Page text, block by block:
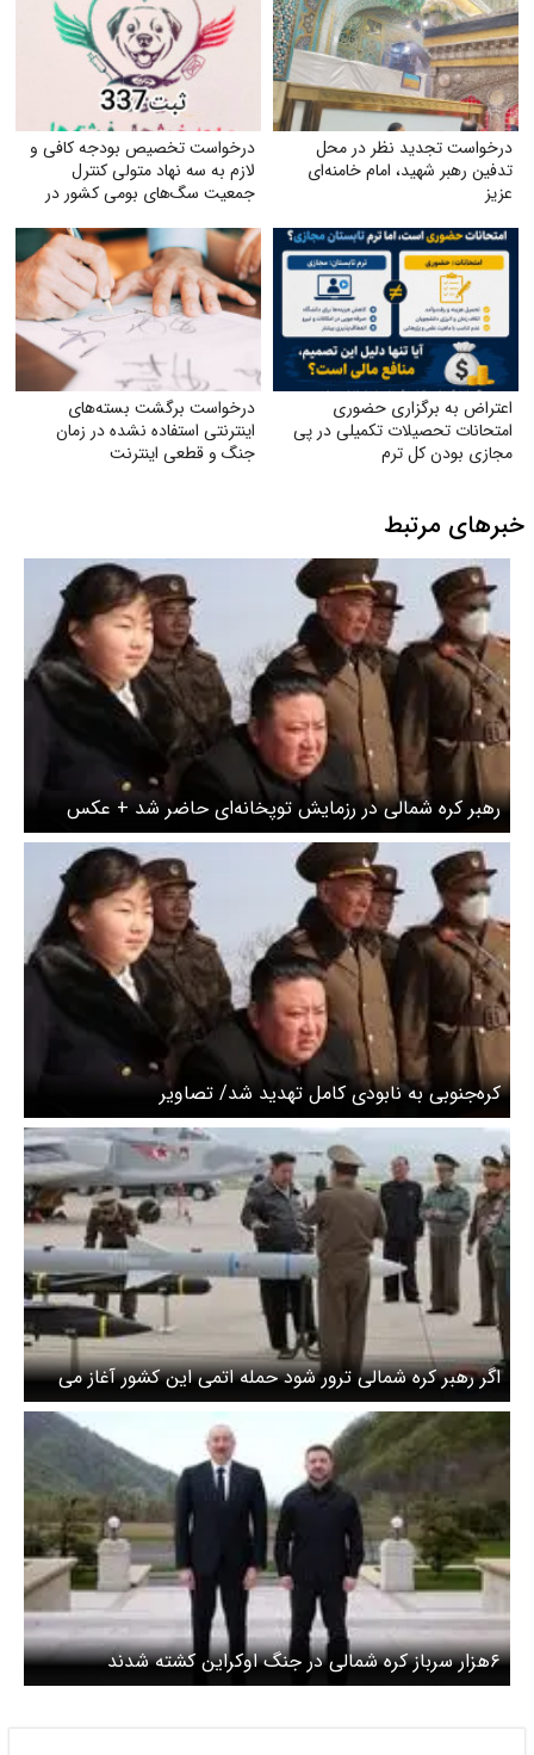
درخواست تجدید نظر در محل
تدفین رهبر شهید، امام خامنه‌ای
عزیز
درخواست تخصیص بودجه کافی و
لازم به سه نهاد متولی کنترل
جمعیت سگ‌های بومی کشور در
اعتراض به برگزاری حضوری
امتحانات تحصیلات تکمیلی در پی
مجازی بودن کل ترم
درخواست برگشت بسته‌های
اینترنتی استفاده نشده در زمان
جنگ و قطعی اینترنت
خبرهای مرتبط
رهبر کره شمالی در رزمایش توپخانه‌ای حاضر شد + عکس
کره‌جنوبی به نابودی کامل تهدید شد/ تصاویر
اگر رهبر کره شمالی ترور شود حمله اتمی این کشور آغاز می
شود
۶هزار سرباز کره شمالی در جنگ اوکراین کشته شدند